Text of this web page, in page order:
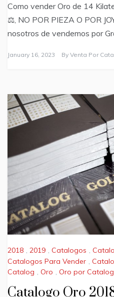
Como vender Oro de 14
⚖️, NO POR PIEZA O POR
nosotros de vendemos por
January 16, 2023 By Venta Por
2018 , 2019 , Catalogos ,
Catalogos Para Vender ,
Catalog , Oro , Oro por
Catalogo Oro